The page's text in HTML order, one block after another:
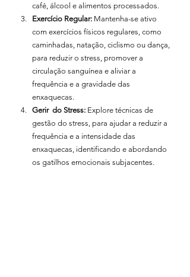
café, álcool e alimentos processados.
Exercício Regular: Mantenha-se ativo
com exercícios físicos regulares, como
caminhadas, natação, ciclismo ou dança,
para reduzir o stress, promover a
circulação sanguínea e aliviar a
frequência e a gravidade das
enxaquecas.
Gerir  do Stress: Explore técnicas de
gestão do stress, para ajudar a reduzir a
frequência e a intensidade das
enxaquecas, identificando e abordando
os gatilhos emocionais subjacentes.